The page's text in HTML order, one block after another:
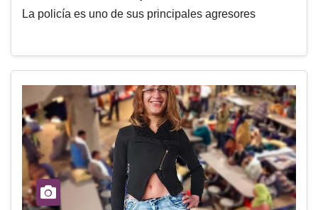
La policía es uno de sus principales agresores